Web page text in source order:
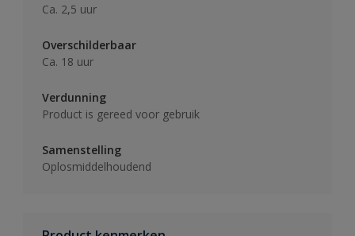
Ca. 2,5 uur
Overschilderbaar
Ca. 18 uur
Verdunning
Product is gereed voor gebruik
Samenstelling
Oplosmiddelhoudend